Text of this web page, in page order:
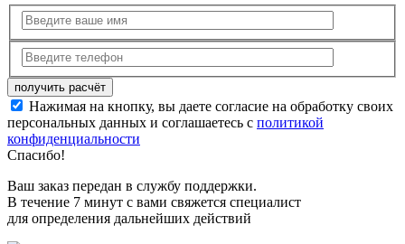
Нажимая на кнопку, вы даете согласие на обработку своих
персональных данных и соглашаетесь с политикой
конфиденциальности
Спасибо!
Ваш заказ передан в службу поддержки.
В течение 7 минут с вами свяжется специалист
для определения дальнейших действий